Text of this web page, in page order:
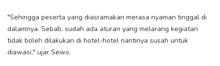
"Sehingga peserta yang diasramakan merasa nyaman tinggal di
dalamnya. Sebab, sudah ada aturan yang melarang kegiatan
tidak boleh dilakukan di hotel-hotel nantinya susah untuk
diawasi," ujar Sewo.